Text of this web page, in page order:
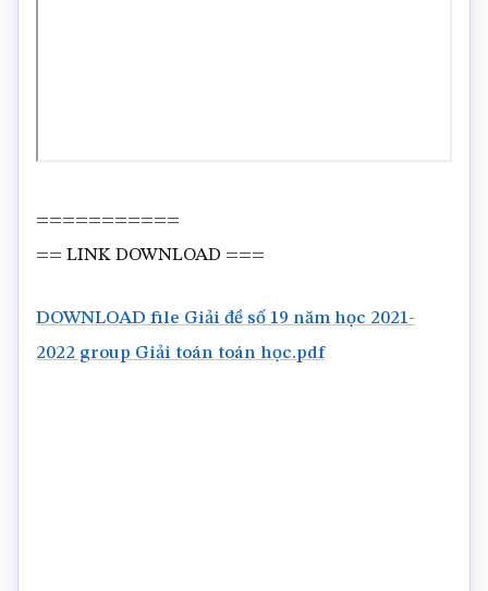
===========
== LINK DOWNLOAD ===
DOWNLOAD file Giải đề số 19 năm học 2021-
2022 group Giải toán toán học.pdf